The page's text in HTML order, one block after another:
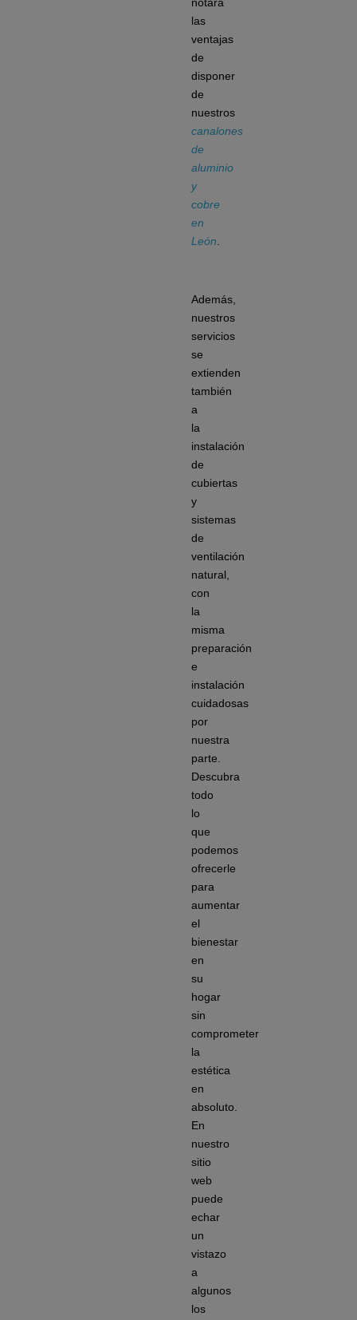
las
ventajas
de
disponer
de
nuestros
canalones
de
aluminio
y
cobre
en
León
Además,
nuestros
servicios
se
extienden
también
a
la
instalación
de
cubiertas
y
sistemas
de
ventilación
natural,
con
la
misma
preparación
e
instalación
cuidadosas
por
nuestra
parte.
Descubra
todo
lo
que
podemos
ofrecerle
para
aumentar
el
bienestar
en
su
hogar
sin
comprometer
la
estética
en
absoluto.
En
nuestro
sitio
web
puede
echar
un
vistazo
a
algunos
los